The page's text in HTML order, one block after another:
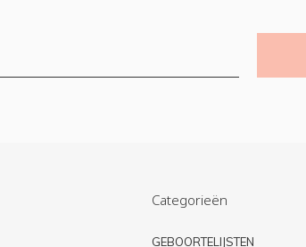
Categorieën
GEBOORTELIJSTEN